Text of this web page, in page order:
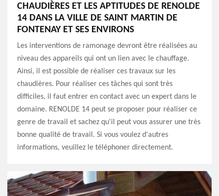
CHAUDIÈRES ET LES APTITUDES DE RENOLDE
14 DANS LA VILLE DE SAINT MARTIN DE
FONTENAY ET SES ENVIRONS
Les interventions de ramonage devront être réalisées au
niveau des appareils qui ont un lien avec le chauffage.
Ainsi, il est possible de réaliser ces travaux sur les
chaudières. Pour réaliser ces tâches qui sont très
difficiles, il faut entrer en contact avec un expert dans le
domaine. RENOLDE 14 peut se proposer pour réaliser ce
genre de travail et sachez qu'il peut vous assurer une très
bonne qualité de travail. Si vous voulez d'autres
informations, veuillez le téléphoner directement.